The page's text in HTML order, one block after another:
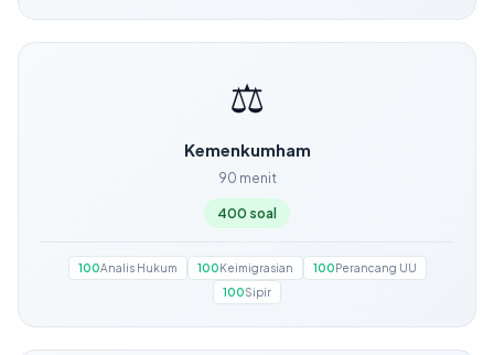
⚖️
Kemenkumham
90 menit
400 soal
100Analis Hukum 100Keimigrasian 100Perancang UU
100Sipir